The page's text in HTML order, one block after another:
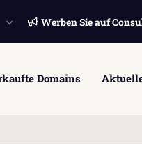
Werben Sie auf
Domains